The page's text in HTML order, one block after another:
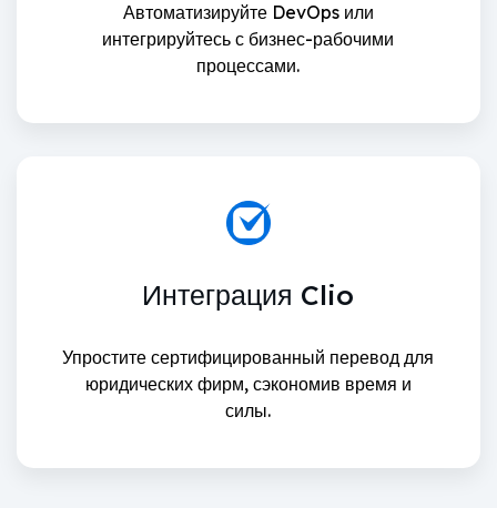
Автоматизируйте DevOps или
интегрируйтесь с бизнес-рабочими
процессами.
Интеграция Clio
Упростите сертифицированный перевод для
юридических фирм, сэкономив время и
силы.